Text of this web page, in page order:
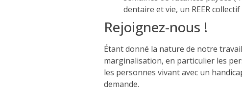
dentaire et vie, un REER
Rejoignez-nous !
Étant donné la nature de notre
marginalisation, en particulier les
les personnes vivant avec un
demande.